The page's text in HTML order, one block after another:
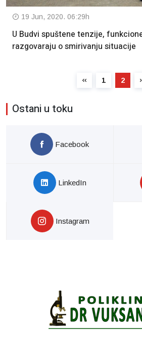
19 Jun, 2020. 06:29h
U Budvi spuštene tenzije,
razgovaraju o smirivanju situacije
1 2
Ostani u toku
Facebook
LinkedIn
Instagram